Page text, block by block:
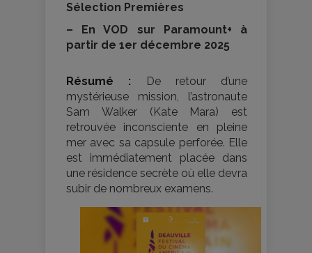
Sélection Premières
– En VOD sur Paramount+ à
partir de 1er décembre 2025
Résumé : De retour d’une
mystérieuse mission, l’astronaute
Sam Walker (Kate Mara) est
retrouvée inconsciente en pleine
mer avec sa capsule perforée. Elle
est immédiatement placée dans
une résidence secrète où elle devra
subir de nombreux examens.